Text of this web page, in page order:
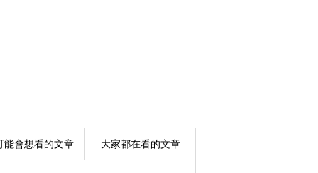
能會想看的文章 大家都在看的文章